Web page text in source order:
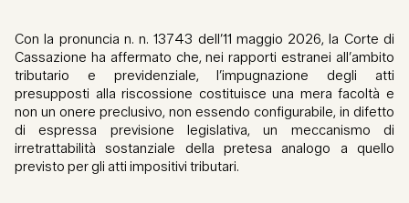
Con la pronuncia n. n. 13743 dell’11 maggio 2026, la Corte di
Cassazione ha affermato che, nei rapporti estranei all’ambito
tributario e previdenziale, l’impugnazione degli atti
presupposti alla riscossione costituisce una mera facoltà e
non un onere preclusivo, non essendo configurabile, in difetto
di espressa previsione legislativa, un meccanismo di
irretrattabilità sostanziale della pretesa analogo a quello
previsto per gli atti impositivi tributari.